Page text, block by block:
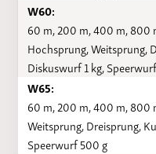
W60:
60 m, 200 m, 400 m, 800
Hochsprung, Weitsprung,
Diskuswurf 1 kg,
W65:
60 m, 200 m, 400 m, 800
Weitsprung, Dreisprung,
Speerwurf 500 g